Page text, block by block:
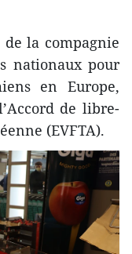
de la compagnie
nationaux pour
en Europe,
de libre-
(EVFTA).